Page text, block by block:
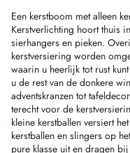
Een kerstboom met alleen
Kerstverlichting hoort thuis
sierhangers en pieken.
kerstversiering worden
waarin u heerlijk tot rust
u de rest van de donkere
adventskranzen tot
terecht voor de
kleine kerstballen versiert
kerstballen en slingers op
pure klasse uit en dragen